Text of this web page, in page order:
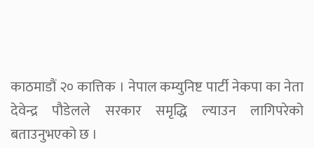
काठमाडौं २० कात्तिक । नेपाल कम्युनिष्ट पार्टी नेकपा का नेता
देवेन्द्र पौडेलले सरकार समृद्धि ल्याउन लागिपरेको
बताउनुभएको छ ।